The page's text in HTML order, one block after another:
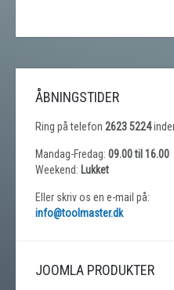
ÅBNINGSTIDER
Ring på telefon 2623 5224
Mandag-Fredag: 09.00 til 16.00
Weekend: Lukket
Eller skriv os en e-mail på:
info@toolmaster.dk
JOOMLA PRODUKTER